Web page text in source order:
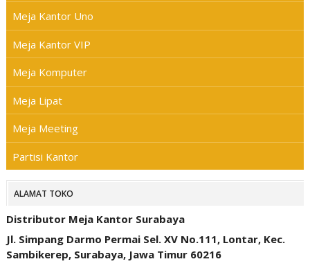
Meja Kantor Uno
Meja Kantor VIP
Meja Komputer
Meja Lipat
Meja Meeting
Partisi Kantor
ALAMAT TOKO
Distributor Meja Kantor Surabaya
Jl. Simpang Darmo Permai Sel. XV No.111, Lontar, Kec.
Sambikerep, Surabaya, Jawa Timur 60216